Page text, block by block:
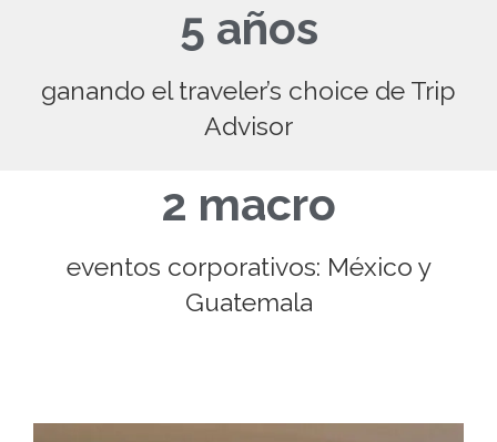
5 años
ganando el traveler’s choice de Trip
Advisor
2 macro
eventos corporativos: México y
Guatemala